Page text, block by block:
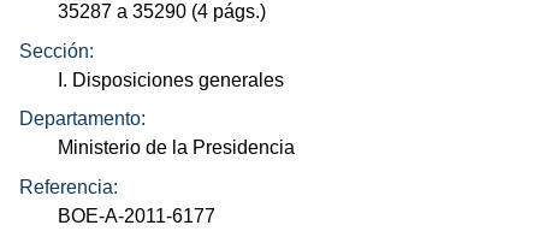
35287 a 35290 (4 págs.)
Sección:
I. Disposiciones generales
Departamento:
Ministerio de la Presidencia
Referencia:
BOE-A-2011-6177